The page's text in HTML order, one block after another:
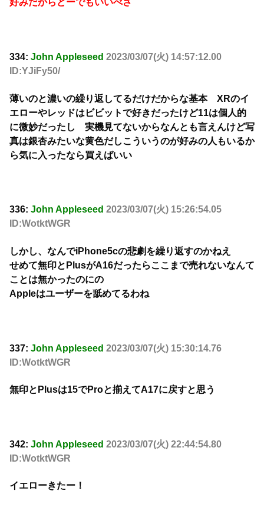
好みだからどーでもいいべさ
334: John Appleseed 2023/03/07(火) 14:57:12.00
ID:YJiFy50/
薄いのと濃いの繰り返してるだけだからな基本 XRのイ
エローやレッドはビビットで好きだったけど11は個人的
に微妙だったし 実機見てないからなんとも言えんけど写
真は銀杏みたいな黄色だしこういうのが好みの人もいるか
ら気に入ったなら買えばいい
336: John Appleseed 2023/03/07(火) 15:26:54.05
ID:WotktWGR
しかし、なんでiPhone5cの悲劇を繰り返すのかねえ
せめて無印とPlusがA16だったらここまで売れないなんて
ことは無かったのにの
Appleはユーザーを舐めてるわね
337: John Appleseed 2023/03/07(火) 15:30:14.76
ID:WotktWGR
無印とPlusは15でProと揃えてA17に戻すと思う
342: John Appleseed 2023/03/07(火) 22:44:54.80
ID:WotktWGR
イエローきたー！